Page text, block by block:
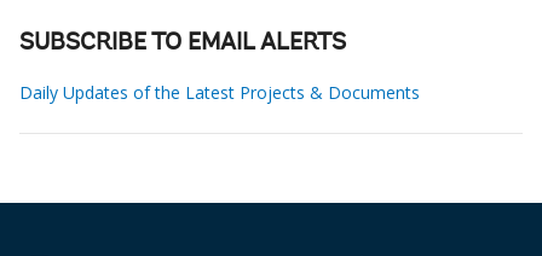
SUBSCRIBE TO EMAIL ALERTS
Daily Updates of the Latest Projects & Documents